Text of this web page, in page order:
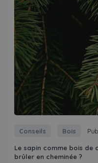
Conseils Bois
Le sapin comme bois
brûler en cheminée ?